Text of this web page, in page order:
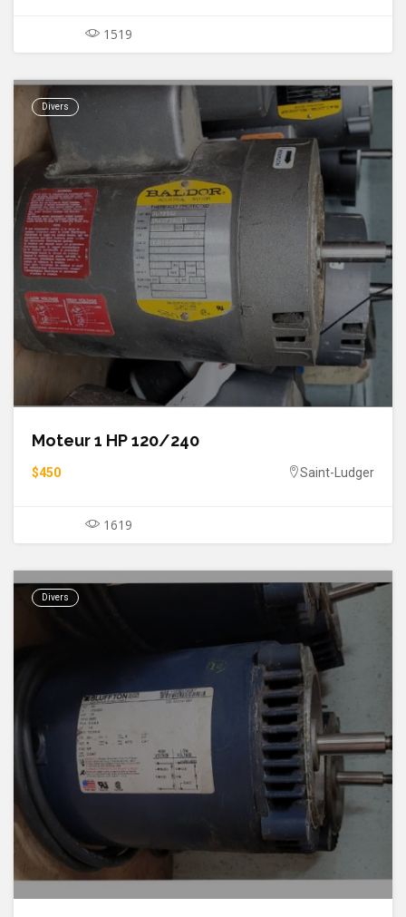
1519
Divers
Moteur 1 HP 120/240
$450 Saint-Ludger
1619
Divers